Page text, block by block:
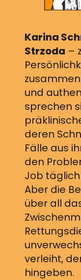
Karina
Strzoda –
und
sprechen
deren
Fälle aus
den
Job
Aber die
über all
verleiht,
hingeben.